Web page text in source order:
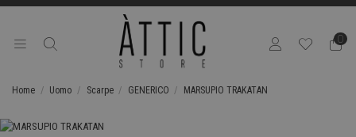
0
Home Uomo Scarpe GENERICO MARSUPIO TRAKATAN